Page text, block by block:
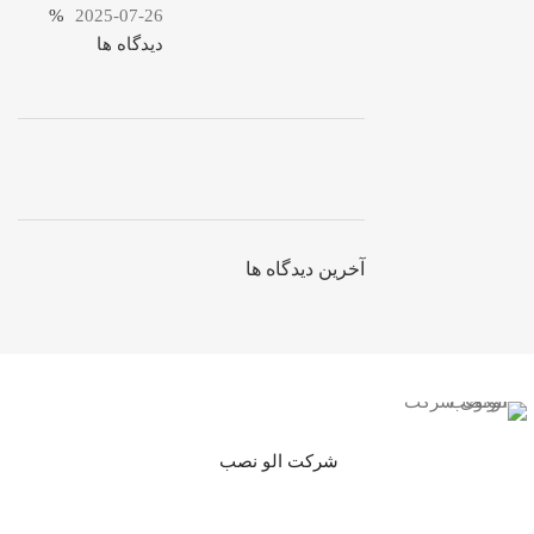
2025-07-26
%
دیدگاه ها
آخرین دیدگاه ها
شرکت الو نصب